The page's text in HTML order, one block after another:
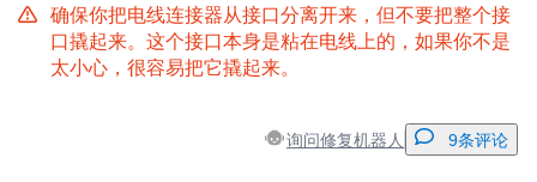
确保你把电线连接器从接口分离开来，但不要把整个接
口撬起来。这个接口本身是粘在电线上的，如果你不是
太小心，很容易把它撬起来。
询问修复机器人 9条评论